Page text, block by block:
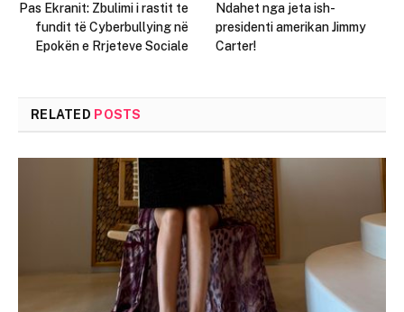
Pas Ekranit: Zbulimi i rastit te
fundit të Cyberbullying në
Epokën e Rrjeteve Sociale
Ndahet nga jeta ish-
presidenti amerikan Jimmy
Carter!
RELATED POSTS